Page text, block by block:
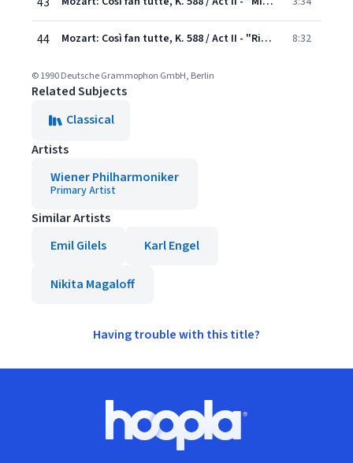
44 Mozart: Così fan tutte, K. 588 / Act II - "Richiamati da regio contordine" (Live) 8:32
© 1990 Deutsche Grammophon GmbH, Berlin
Related Subjects
Classical
Artists
Wiener Philharmoniker
Primary Artist
Similar Artists
Emil Gilels
Karl Engel
Nikita Magaloff
Having trouble with this title?
Hoopla logo, Go to homepage